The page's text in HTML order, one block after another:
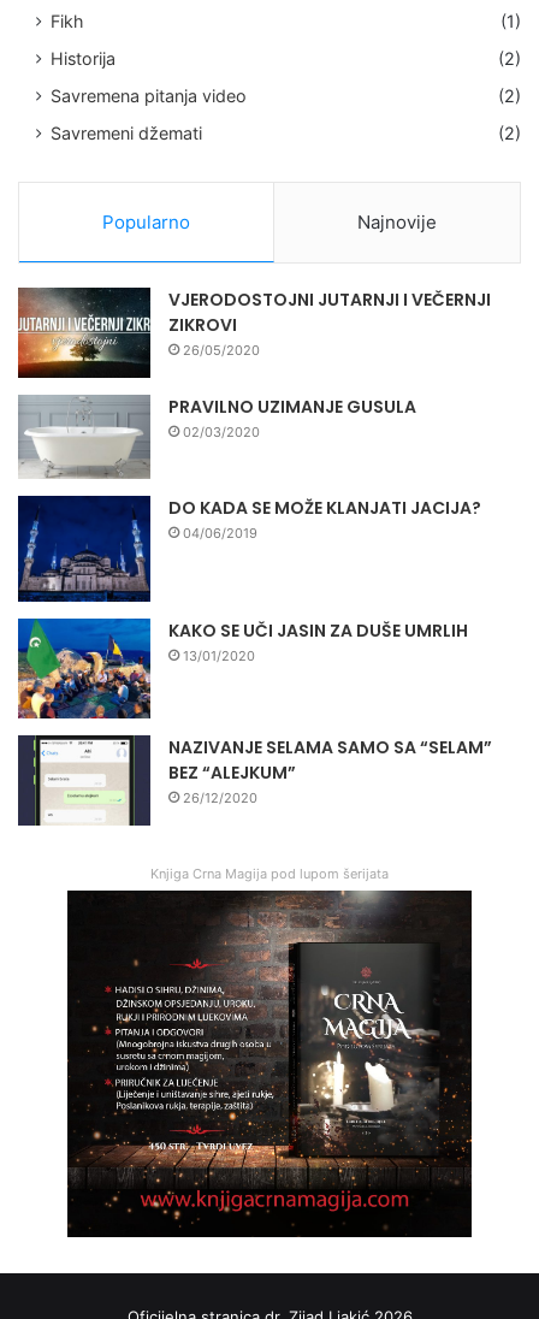
Fikh
(1)
Historija
(2)
Savremena pitanja video
(2)
Savremeni džemati
(2)
Popularno Najnovije
VJERODOSTOJNI JUTARNJI I VEČERNJI
ZIKROVI
26/05/2020
PRAVILNO UZIMANJE GUSULA
02/03/2020
DO KADA SE MOŽE KLANJATI JACIJA?
04/06/2019
KAKO SE UČI JASIN ZA DUŠE UMRLIH
13/01/2020
NAZIVANJE SELAMA SAMO SA “SELAM”
BEZ “ALEJKUM”
26/12/2020
Knjiga Crna Magija pod lupom šerijata